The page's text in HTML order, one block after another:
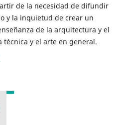
de la necesidad de difundir
y la inquietud de crear un
de la arquitectura y el
y el arte en general.